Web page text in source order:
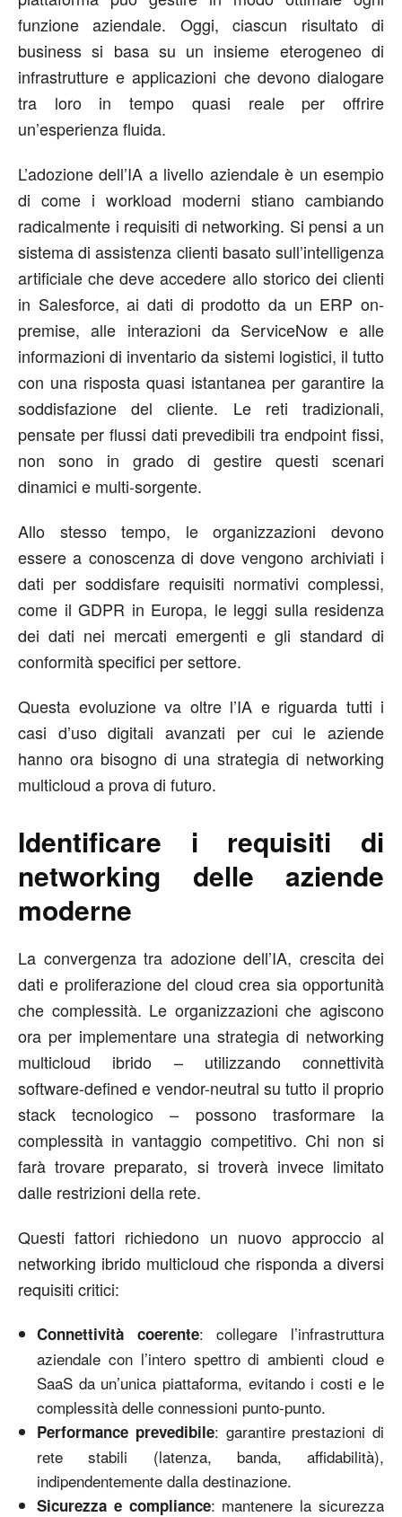
funzione aziendale. Oggi, ciascun risultato di
business si basa su un insieme eterogeneo di
infrastrutture e applicazioni che devono dialogare
tra loro in tempo quasi reale per offrire
un’esperienza fluida.
L’adozione dell’IA a livello aziendale è un esempio
di come i workload moderni stiano cambiando
radicalmente i requisiti di networking. Si pensi a un
sistema di assistenza clienti basato sull’intelligenza
artificiale che deve accedere allo storico dei clienti
in Salesforce, ai dati di prodotto da un ERP on-
premise, alle interazioni da ServiceNow e alle
informazioni di inventario da sistemi logistici, il tutto
con una risposta quasi istantanea per garantire la
soddisfazione del cliente. Le reti tradizionali,
pensate per flussi dati prevedibili tra endpoint fissi,
non sono in grado di gestire questi scenari
dinamici e multi-sorgente.
Allo stesso tempo, le organizzazioni devono
essere a conoscenza di dove vengono archiviati i
dati per soddisfare requisiti normativi complessi,
come il GDPR in Europa, le leggi sulla residenza
dei dati nei mercati emergenti e gli standard di
conformità specifici per settore.
Questa evoluzione va oltre l’IA e riguarda tutti i
casi d’uso digitali avanzati per cui le aziende
hanno ora bisogno di una strategia di networking
multicloud a prova di futuro.
Identificare i requisiti di
networking delle aziende
moderne
La convergenza tra adozione dell’IA, crescita dei
dati e proliferazione del cloud crea sia opportunità
che complessità. Le organizzazioni che agiscono
ora per implementare una strategia di networking
multicloud ibrido – utilizzando connettività
software-defined e vendor-neutral su tutto il proprio
stack tecnologico – possono trasformare la
complessità in vantaggio competitivo. Chi non si
farà trovare preparato, si troverà invece limitato
dalle restrizioni della rete.
Questi fattori richiedono un nuovo approccio al
networking ibrido multicloud che risponda a diversi
requisiti critici:
Connettività coerente: collegare l’infrastruttura
aziendale con l’intero spettro di ambienti cloud e
SaaS da un’unica piattaforma, evitando i costi e le
complessità delle connessioni punto-punto.
Performance prevedibile: garantire prestazioni di
rete stabili (latenza, banda, affidabilità),
indipendentemente dalla destinazione.
Sicurezza e compliance: mantenere la sicurezza